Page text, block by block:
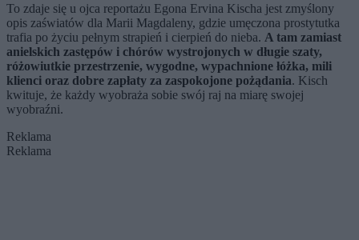
To zdaje się u ojca reportażu Egona Ervina Kischa jest zmyślony
opis zaświatów dla Marii Magdaleny, gdzie umęczona prostytutka
trafia po życiu pełnym strapień i cierpień do nieba. A tam zamiast
anielskich zastępów i chórów wystrojonych w długie szaty,
różowiutkie przestrzenie, wygodne, wypachnione łóżka, mili
klienci oraz dobre zapłaty za zaspokojone pożądania. Kisch
kwituje, że każdy wyobraża sobie swój raj na miarę swojej
wyobraźni.
Reklama
Reklama